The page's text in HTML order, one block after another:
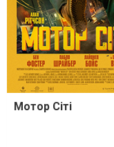
Мотор Сіті